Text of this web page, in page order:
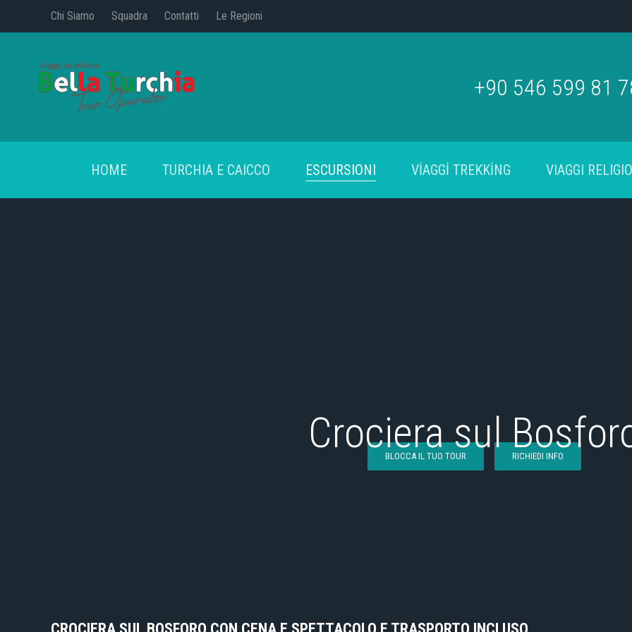
Chi Siamo Squadra Contatti Le Regioni
+90 546 599 81
HOME TURCHIA E CAICCO ESCURSIONI VİAGGİ TREKKİNG VIAGGI
Crociera sul
BLOCCA IL TUO TOUR RICHIEDI INFO